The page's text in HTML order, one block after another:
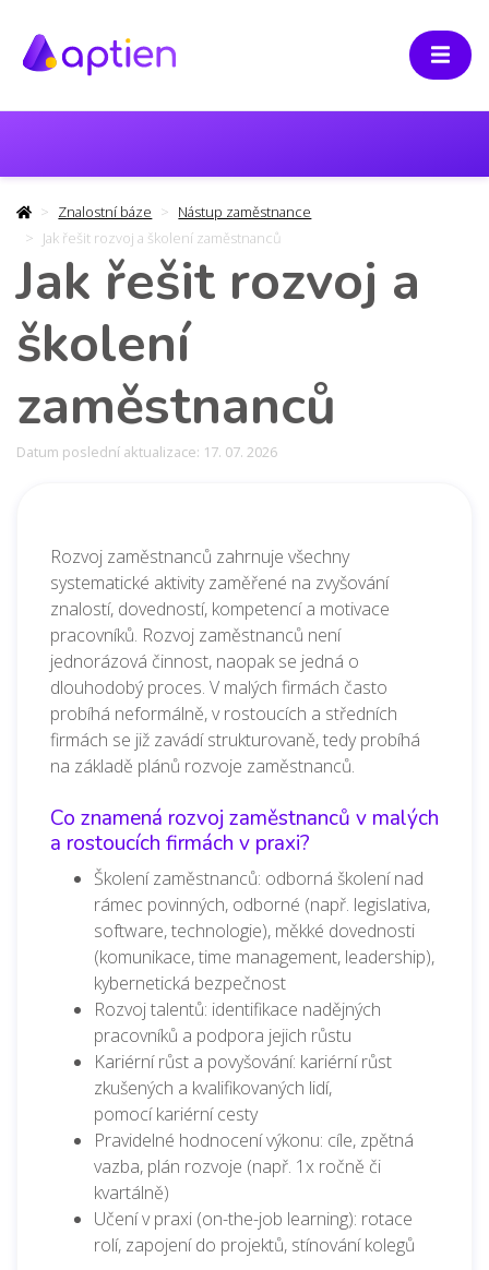
Znalostní báze
Nástup zaměstnance
Jak řešit rozvoj a školení zaměstnanců
Jak řešit rozvoj a
školení
zaměstnanců
Datum poslední aktualizace: 17. 07. 2026
Rozvoj zaměstnanců zahrnuje všechny
systematické aktivity zaměřené na zvyšování
znalostí, dovedností, kompetencí a motivace
pracovníků. Rozvoj zaměstnanců není
jednorázová činnost, naopak se jedná o
dlouhodobý proces. V malých firmách často
probíhá neformálně, v rostoucích a středních
firmách se již zavádí strukturovaně, tedy probíhá
na základě plánů rozvoje zaměstnanců.
Co znamená rozvoj zaměstnanců v malých
a rostoucích firmách v praxi?
Školení zaměstnanců: odborná školení nad
rámec povinných, odborné (např. legislativa,
software, technologie), měkké dovednosti
(komunikace, time management, leadership),
kybernetická bezpečnost
Rozvoj talentů: identifikace nadějných
pracovníků a podpora jejich růstu
Kariérní růst a povyšování: kariérní růst
zkušených a kvalifikovaných lidí,
pomocíkariérní cesty
Pravidelné hodnocení výkonu: cíle, zpětná
vazba, plán rozvoje (např. 1x ročně či
kvartálně)
Učení v praxi (on-the-job learning): rotace
rolí, zapojení do projektů, stínování kolegů